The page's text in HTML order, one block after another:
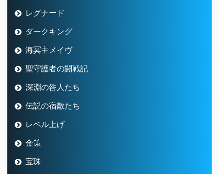
レグナード
ダークキング
海冥主メイヴ
聖守護者の闘戦記
深淵の咎人たち
伝説の宿敵たち
レベル上げ
金策
宝珠